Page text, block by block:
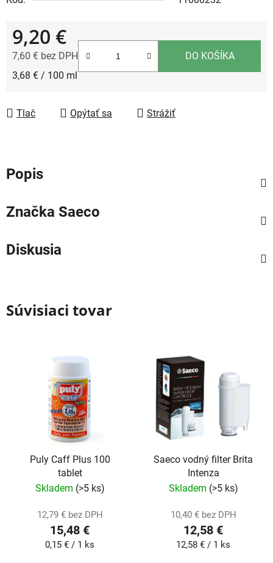
9,20 €
7,60 € bez DPH
Jednotková cena:
3,68 € / 100 ml
DO KOŠÍKA
Tlač Opýtať sa Strážiť
Popis
Značka Saeco
Diskusia
Súvisiaci tovar
Puly Caff Plus 100
tablet
Skladem (>5 ks)
12,79 € bez DPH
15,48 €
Jednotková
0,15 € / 1 ks
Saeco vodný filter Brita
Intenza
Skladem (>5 ks)
10,40 € bez DPH
12,58 €
Jednotková
12,58 € / 1 ks